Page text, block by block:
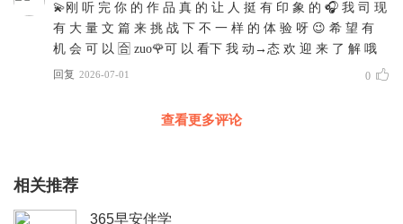
‎💫‎刚 听 完 你 的 作 品 真 的 让 人 挺 有 印 象 的 🎧 ‎我 司 现
有 大 量 文 篇 来 挑 战 下 不 一 样 的 体 验 呀 😉 希 望 有
机 会 可 以 🈴 zuo🌹可 以 看下 我 动→态 欢 迎 来 了 解 哦
回复 2026-07-01 0
查看更多评论
相关推荐
365早安伴学